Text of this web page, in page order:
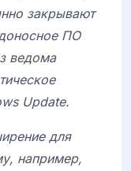
закрывают
ПО
ведома
Update.
для
например,